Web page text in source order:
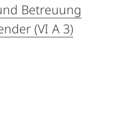
Betreuung
(VI A 3)